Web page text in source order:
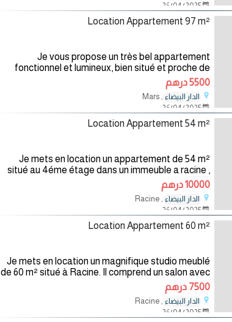
26/04/2025
Location Appartement 97 m²
Je vous propose un très bel appartement
fonctionnel et lumineux, bien situé et proche de
toutes commodités. Au 4ème étage composé
d’un salon, d’une suite parentale, 1
5500 درهم
الدار البيضاء , Mars
26/04/2025
Location Appartement 54 m²
Je mets en location un appartement de 54 m²
situé au 4éme étage dans un immeuble a racine ,
Casablanca . Il se compose d’une chambre , un
salon spacieux , une cuisine et
10000 درهم
الدار البيضاء , Racine
26/04/2025
Location Appartement 60 m²
Je mets en location un magnifique studio meublé
de 60 m² situé à Racine. Il comprend un salon avec
une cuisine américaine, une chambre à coucher,
une salle de bain, un
7500 درهم
الدار البيضاء , Racine
26/04/2025